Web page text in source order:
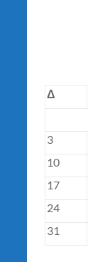
Δ
3
10
17
24
31